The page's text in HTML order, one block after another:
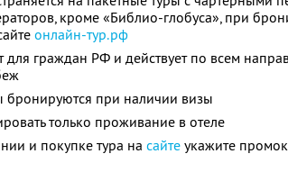
кроме «Библио-глобуса», при
онлайн-тур.рф
для граждан РФ и действует по всем
бронируются при наличии визы
только проживание в отеле
и покупке тура на сайте укажите